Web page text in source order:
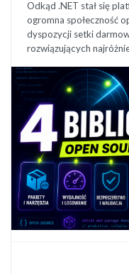
Odkąd .NET stał się
ogromna społeczność
dyspozycji setki
rozwiązujących